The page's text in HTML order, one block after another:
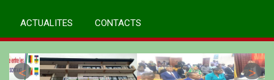
ACTUALITES CONTACTS